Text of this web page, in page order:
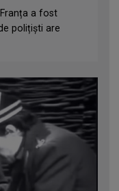
a fost
polițiști are